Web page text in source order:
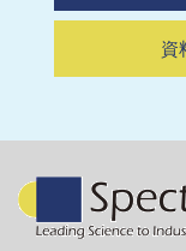
資